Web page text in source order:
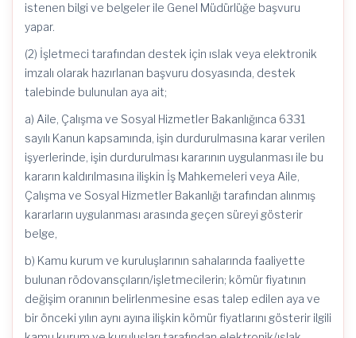
istenen bilgi ve belgeler ile Genel Müdürlüğe başvuru
yapar.
(2) İşletmeci tarafından destek için ıslak veya elektronik
imzalı olarak hazırlanan başvuru dosyasında, destek
talebinde bulunulan aya ait;
a) Aile, Çalışma ve Sosyal Hizmetler Bakanlığınca 6331
sayılı Kanun kapsamında, işin durdurulmasına karar verilen
işyerlerinde, işin durdurulması kararının uygulanması ile bu
kararın kaldırılmasına ilişkin İş Mahkemeleri veya Aile,
Çalışma ve Sosyal Hizmetler Bakanlığı tarafından alınmış
kararların uygulanması arasında geçen süreyi gösterir
belge,
b) Kamu kurum ve kuruluşlarının sahalarında faaliyette
bulunan rödovansçıların/işletmecilerin; kömür fiyatının
değişim oranının belirlenmesine esas talep edilen aya ve
bir önceki yılın aynı ayına ilişkin kömür fiyatlarını gösterir ilgili